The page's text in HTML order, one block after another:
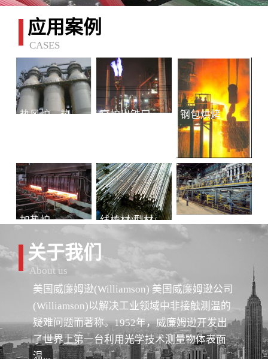
应用案例
CASES
热风炉、热风总管 高炉出铁口铁水连续测温 钢包烘烤
加热炉 线棒材/型材/管材
关于我们
About us
美国威廉姆逊(Williamson) 美国威廉姆逊公司
(Williamson)以解决工业领域中非接触测温的
疑难问题而著称。1952年，威廉姆逊开发出
了世界上第一台利用光学技术测量物体表面
温...